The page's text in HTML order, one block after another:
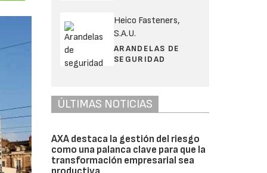
Heico Fasteners,
S.A.U.
ARANDELAS DE
SEGURIDAD
ÚLTIMAS NOTICIAS
AXA destaca la gestión del riesgo
como una palanca clave para que la
transformación empresarial sea